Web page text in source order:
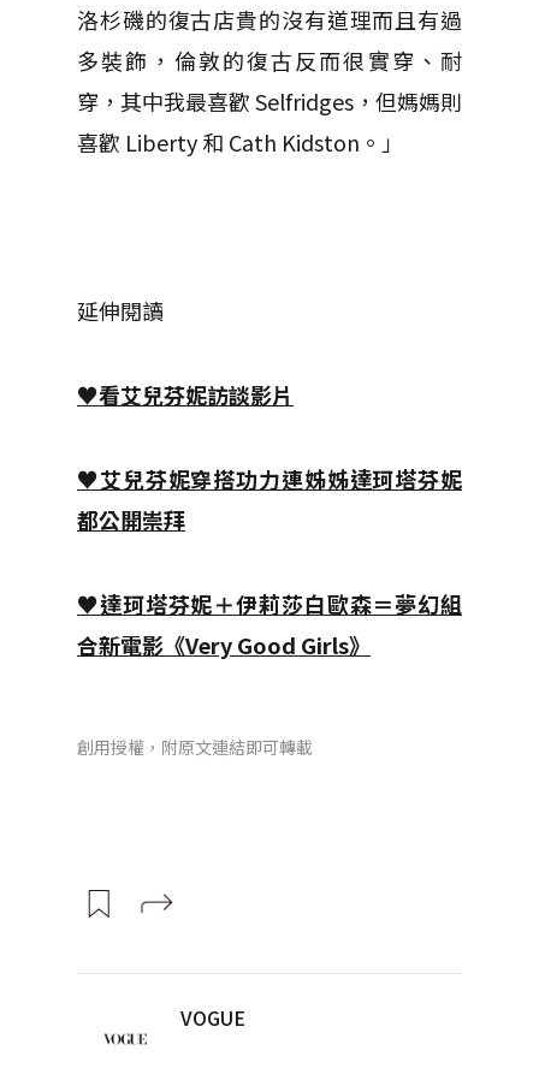
洛杉磯的復古店貴的沒有道理而且有過
多裝飾，倫敦的復古反而很實穿、耐
穿，其中我最喜歡 Selfridges，但媽媽則
喜歡 Liberty 和 Cath Kidston。」
延伸閱讀
♥看艾兒芬妮訪談影片
♥艾兒芬妮穿搭功力連姊姊達珂塔芬妮
都公開崇拜
♥達珂塔芬妮＋伊莉莎白歐森＝夢幻組
合新電影《Very Good Girls》
創用授權，附原文連結即可轉載
VOGUE